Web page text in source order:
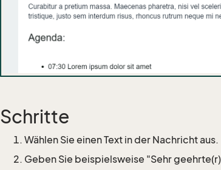
Schritte
Wählen Sie einen Text in der Nachricht aus.
Geben Sie beispielsweise "Sehr